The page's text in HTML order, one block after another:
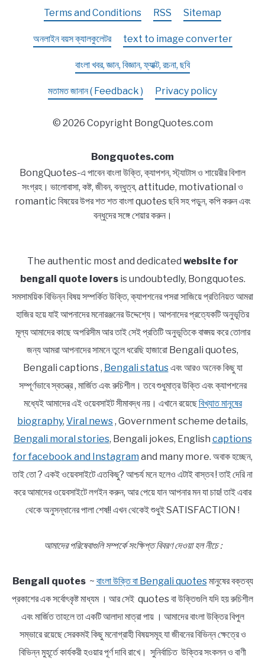
Terms and Conditions RSS Sitemap
অনলাইন বয়স ক্যালকুলেটর text to image converter
বাংলা খবর, জ্ঞান, বিজ্ঞান, ফ্যাক্ট, রচনা, ছবি
মতামত জানান ( Feedback ) Privacy policy
© 2026 Copyright BongQuotes.com
Bongquotes.com
BongQuotes-এ পাবেন বাংলা উক্তি, ক্যাপশন, স্ট্যাটাস ও শায়েরীর বিশাল
সংগ্রহ। ভালোবাসা, কষ্ট, জীবন, বন্ধুত্ব, attitude, motivational ও
romantic বিষয়ের উপর শত শত বাংলা quotes ছবি সহ পড়ুন, কপি করুন এবং
বন্ধুদের সঙ্গে শেয়ার করুন।
The authentic most and dedicated website for
bengali quote loversis undoubtedly, Bongquotes.
সমসাময়িক বিভিন্ন বিষয় সম্পর্কিত উক্তি, ক্যাপশনের পসরা সাজিয়ে প্রতিনিয়ত আমরা
হাজির হয়ে যাই আপনাদের মনোরঞ্জনের উদ্দেশ্যে। আপনাদের প্রত্যেকটি অনুভূতির
মূল্য আমাদের কাছে অপরিসীম আর তাই সেই প্রতিটি অনুভূতিকে বাঙ্ময় করে তোলার
জন্য আমরা আপনাদের সামনে তুলে ধরেছি হাজারো Bengali quotes,
Bengali captions , Bengali statusএবং আরও অনেক কিছু যা
সম্পূর্ণভাবে স্বতন্ত্র , মার্জিত এবং রুচিশীল। তবে শুধুমাত্র উক্তি এবং ক্যাপশনের
মধ্যেই আমাদের এই ওয়েবসাইট সীমাবদ্ধ নয়। এখানে রয়েছেবিখ্যাত মানুষের
biography, Viral news, Government scheme details,
Bengali moral stories, Bengali jokes, English captions
for facebook and Instagram and many more. অবাক হচ্ছেন,
তাই তো ? একই ওয়েবসাইটে এতকিছু? আশ্চর্য মনে হলেও এটাই বাস্তব ! তাই দেরি না
করে আমাদের ওয়েবসাইটে লগইন করুন, আর পেয়ে যান আপনার মন যা চায়! তাই এবার
থেকে অনুসন্ধানের পালা শেষ!! এখন থেকেই শুধুই SATISFACTION !
আমাদের পরিষেবাগুলি সম্পর্কে সংক্ষিপ্ত বিবরণ দেওয়া হল নীচে :
Bengali quotes~ বাংলা উক্তি বা Bengali quotesমানুষের বক্তব্য
প্রকাশের এক সর্বোৎকৃষ্ট মাধ্যম । আর সেই quotes বা উক্তিগুলি যদি হয় রুচিশীল
এবং মার্জিত তাহলে তা একটি আলাদা মাত্রা পায় । আমাদের বাংলা উক্তির বিপুল
সম্ভারে রয়েছে সেরকমই কিছু মনোগ্রাহী বিষয়সমূহ যা জীবনের বিভিন্ন ক্ষেত্রে ও
বিভিন্ন মুহূর্তে কার্যকরী হওয়ার পূর্ণ দাবি রাখে। সুনির্বাচিত উক্তির সংকলন ও বাণী